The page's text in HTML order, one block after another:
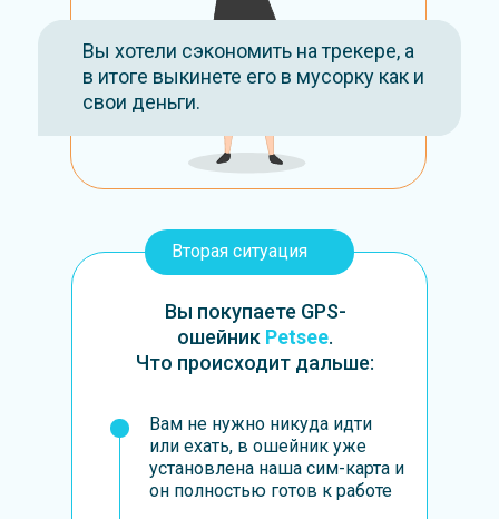
Вторая ситуация
Вы покупаете GPS-
ошейник Petsee.
Что происходит дальше:
Вам не нужно никуда идти
или ехать, в ошейник уже
установлена наша сим-карта и
он полностью готов к работе
Вы хотели сэкономить на трекере, а
в итоге выкинете его в мусорку как и
свои деньги.